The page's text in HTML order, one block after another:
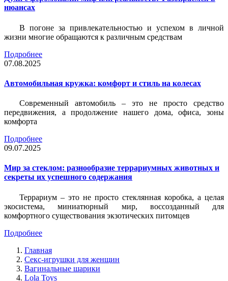
нюансах
В погоне за привлекательностью и успехом в личной
жизни многие обращаются к различным средствам
Подробнее
07.08.2025
Автомобильная кружка: комфорт и стиль на колесах
Современный автомобиль – это не просто средство
передвижения, а продолжение нашего дома, офиса, зоны
комфорта
Подробнее
09.07.2025
Мир за стеклом: разнообразие террариумных животных и
секреты их успешного содержания
Террариум – это не просто стеклянная коробка, а целая
экосистема, миниатюрный мир, воссозданный для
комфортного существования экзотических питомцев
Подробнее
Главная
Секс-игрушки для женщин
Вагинальные шарики
Lola Toys